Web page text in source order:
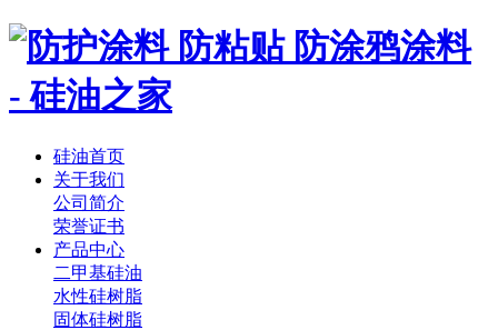
硅油首页
关于我们
公司简介
荣誉证书
产品中心
二甲基硅油
水性硅树脂
固体硅树脂